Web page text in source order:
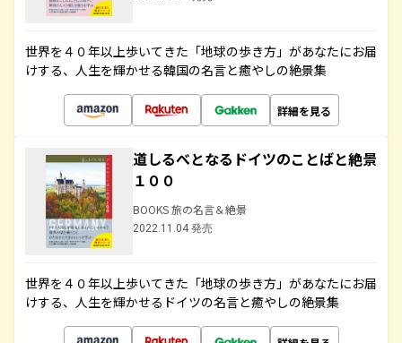
世界を４０年以上歩いてきた「地球の歩き方」があなたにお届
けする、人生を輝かせる韓国の名言と癒やしの絶景集
詳細を見る
道しるべとなるドイツのことばと絶景
１００
BOOKS 旅の名言＆絶景
2022.11.04 発売
世界を４０年以上歩いてきた「地球の歩き方」があなたにお届
けする、人生を輝かせるドイツの名言と癒やしの絶景集